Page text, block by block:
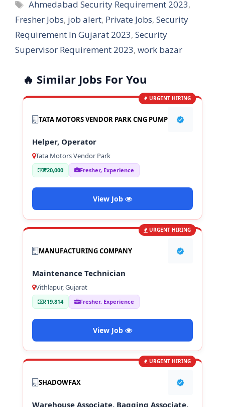
Tags
Ahmedabad Security Requirement 2023,
Fresher Jobs, job alert, Private Jobs, Security
Requirement In Gujarat 2023, Security
Supervisor Requirement 2023, work bazar
🔥 Similar Jobs For You
URGENT HIRING
TATA MOTORS VENDOR PARK CNG PUMP
Helper, Operator
Tata Motors Vendor Park
₹20,000 Fresher, Experience
View Job
URGENT HIRING
MANUFACTURING COMPANY
Maintenance Technician
Vithlapur, Gujarat
₹19,814 Fresher, Experience
View Job
URGENT HIRING
SHADOWFAX
Warehouse Associate, Bagging Associate,